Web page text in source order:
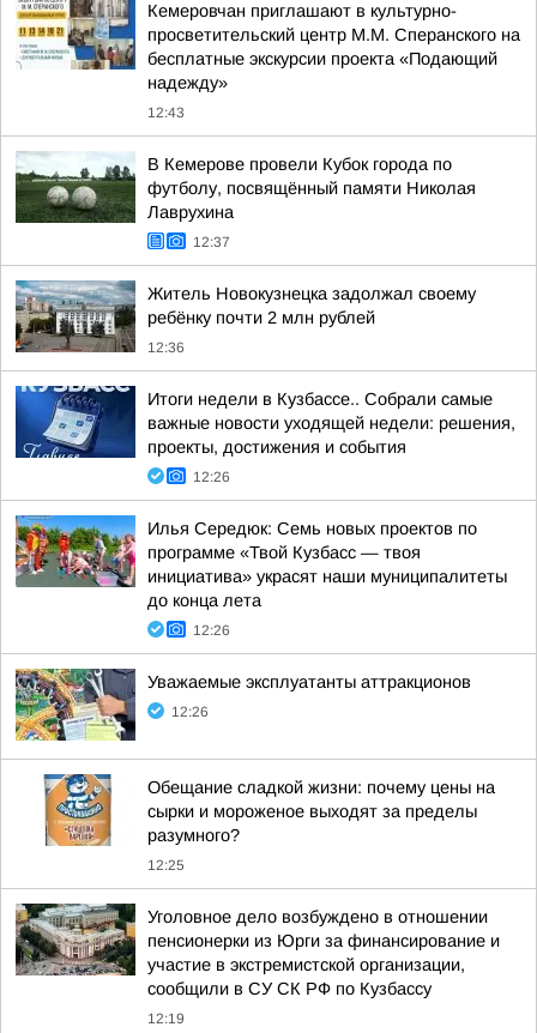
Кемеровчан приглашают в культурно-
просветительский центр М.М. Сперанского на
бесплатные экскурсии проекта «Подающий
надежду»
12:43
В Кемерове провели Кубок города по
футболу, посвящённый памяти Николая
Лаврухина
12:37
Житель Новокузнецка задолжал своему
ребёнку почти 2 млн рублей
12:36
Итоги недели в Кузбассе.. Собрали самые
важные новости уходящей недели: решения,
проекты, достижения и события
12:26
Илья Середюк: Семь новых проектов по
программе «Твой Кузбасс — твоя
инициатива» украсят наши муниципалитеты
до конца лета
12:26
Уважаемые эксплуатанты аттракционов
12:26
Обещание сладкой жизни: почему цены на
сырки и мороженое выходят за пределы
разумного?
12:25
Уголовное дело возбуждено в отношении
пенсионерки из Юрги за финансирование и
участие в экстремистской организации,
сообщили в СУ СК РФ по Кузбассу
12:19